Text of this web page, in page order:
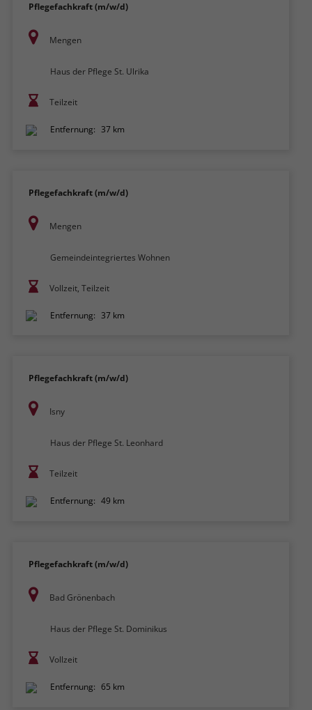
Pflegefachkraft (m/w/d)
Mengen
Haus der Pflege St. Ulrika
Teilzeit
Entfernung: 37 km
Pflegefachkraft (m/w/d)
Mengen
Gemeindeintegriertes Wohnen
Vollzeit, Teilzeit
Entfernung: 37 km
Pflegefachkraft (m/w/d)
Isny
Haus der Pflege St. Leonhard
Teilzeit
Entfernung: 49 km
Pflegefachkraft (m/w/d)
Bad Grönenbach
Haus der Pflege St. Dominikus
Vollzeit
Entfernung: 65 km